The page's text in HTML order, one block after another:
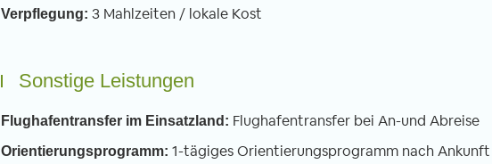
Verpflegung: 3 Mahlzeiten / lokale Kost
Sonstige Leistungen
Flughafentransfer im Einsatzland: Flughafentransfer bei An-und Abreise
Orientierungsprogramm: 1-tägiges Orientierungsprogramm nach Ankunft